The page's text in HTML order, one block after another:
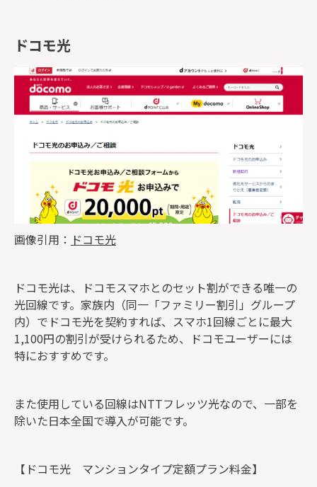
ドコモ光
画像引用： ドコモ光
ドコモ光は、ドコモスマホとのセット割ができる唯一の
光回線です。家族内（同一「ファミリー割引」グループ
内）でドコモ光を契約すれば、スマホ1回線ごとに最大
1,100円の割引が受けられるため、ドコモユーザーには
特におすすめです。
また使用している回線はNTTフレッツ光なので、一部を
除いた日本全国で導入が可能です。
【ドコモ光 マンションタイプ定額プラン料金】